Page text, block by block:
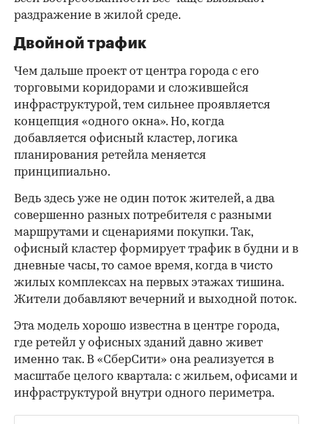
раздражение в жилой среде.
Двойной трафик
Чем дальше проект от центра города с его
торговыми коридорами и сложившейся
инфраструктурой, тем сильнее проявляется
концепция «одного окна». Но, когда
добавляется офисный кластер, логика
планирования ретейла меняется
принципиально.
Ведь здесь уже не один поток жителей, а два
совершенно разных потребителя с разными
маршрутами и сценариями покупки. Так,
офисный кластер формирует трафик в будни и в
дневные часы, то самое время, когда в чисто
жилых комплексах на первых этажах тишина.
Жители добавляют вечерний и выходной поток.
Эта модель хорошо известна в центре города,
где ретейл у офисных зданий давно живет
именно так. В «СберСити» она реализуется в
масштабе целого квартала: с жильем, офисами и
инфраструктурой внутри одного периметра.